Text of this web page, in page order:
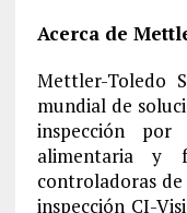
Acerca de
Mettler-Toledo
mundial de
inspección
alimentaria y
controladoras de
inspección CI-